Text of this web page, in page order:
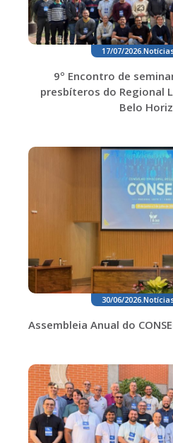
17/07/2026.
9º Encontro de
presbíteros do Regional
Belo
30/06/2026.
Assembleia Anual do